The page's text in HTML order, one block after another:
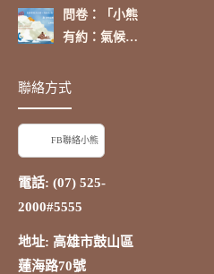
嗎？」
問卷：「小熊
有約：氣候環
啟航【卷
聯絡方式
FB聯絡小熊
電話: (07) 525-
2000#5555
地址: 高雄市鼓山區
蓮海路70號